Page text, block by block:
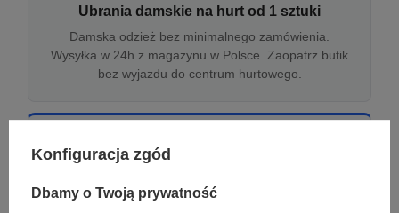
Ubrania damskie na hurt od 1 sztuki
Damska odzież bez minimalnego zamówienia.
Wysyłka w 24h z magazynu w Polsce. Zaopatrz butik
bez wyjazdu do centrum hurtowego.
Odzież damska hurtowo online
Internetowa hurtownia damska z plikiem XML/CSV.
Konfiguracja zgód
Dbamy o Twoją prywatność